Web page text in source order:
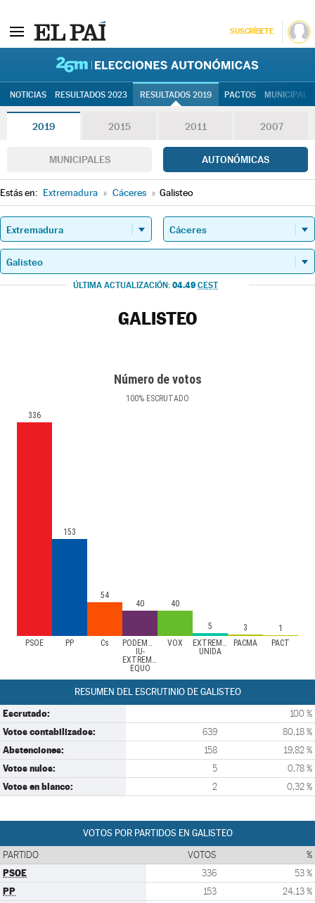
SUSCRÍBETE
NOTICIAS RESULTADOS 2023 RESULTADOS 2019 PACTOS
2019 2015 2011 2007
MUNICIPALES AUTONÓMICAS
Estás en: Extremadura » Cáceres » Galisteo
ÚLTIMA ACTUALIZACIÓN: 04.49 CEST
GALISTEO
Número de votos
100% ESCRUTADO
PSOE PP Cs
PODEMOS-
IU-
EXTREMEÑOS-
EQUO
VOX
EXTREMADURA
UNIDA
PACMA PACT
336
153
54
40
40
5 3 1
RESUMEN DEL ESCRUTINIO DE GALISTEO
Escrutado: 100 %
Votos contabilizados: 639 80,18 %
Abstenciones: 158 19,82 %
Votos nulos: 5 0,78 %
Votos en blanco: 2 0,32 %
VOTOS POR PARTIDOS EN GALISTEO
PARTIDO VOTOS %
PSOE 336 53 %
PP 153 24,13 %